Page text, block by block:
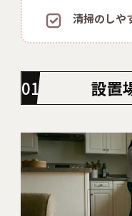
清掃のしや
設置